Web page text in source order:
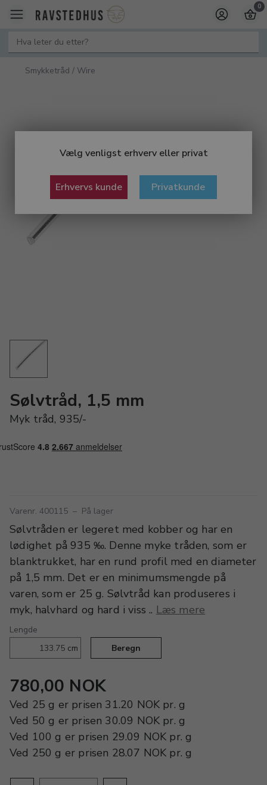
Vælg venligst erhverv eller privat
Erhvervs kunde Privatkunde
0
Smykketråd / Wire
Sølvtråd, 1,5 mm
Myk tråd, 935/-
Varenr. 400115 – På lager
Sølvtråden er legeret med kobber og har en
lødighet på 935 ‰. Denne myke tråden, som er
blanktrukket, har en rund profil med en diameter
på 1,5 mm. Det er en minimumsmengde på
varen, som er 25 g. Sølvtråd kan produseres i
myk, halvhard og hard i viss .. Læs mere
Lengde
cm
Beregn
780,00 NOK
Ved 25 g er prisen 31.20 NOK pr. g
Ved 50 g er prisen 30.09 NOK pr. g
Ved 100 g er prisen 29.09 NOK pr.g
Ved 250 g er prisen 28.07 NOK pr.g